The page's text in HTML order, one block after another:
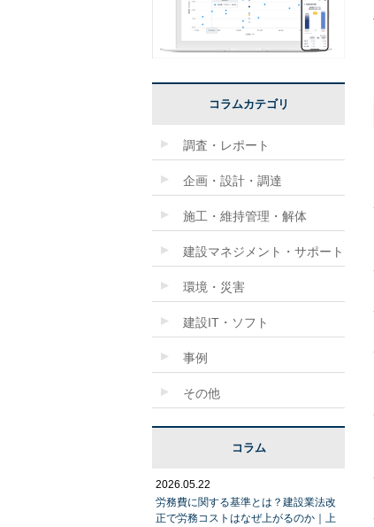
コラムカテゴリ
調査・レポート
企画・設計・調達
施工・維持管理・解体
建設マネジメント・サポート
環境・災害
建設IT・ソフト
事例
その他
コラム
2026.05.22
労務費に関する基準とは？建設業法改
正で労務コストはなぜ上がるのか｜上